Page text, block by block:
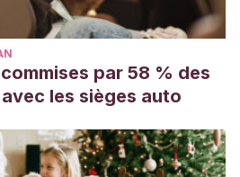
par 58 % des
les sièges auto